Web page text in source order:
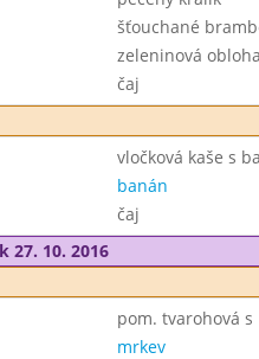
šťouchané
zeleninová
čaj
vločková kaše s
banán
čaj
27. 10. 2016
pom. tvarohová
mrkev